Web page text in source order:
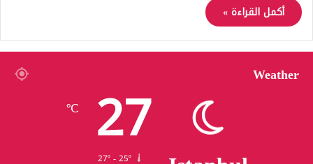
أكمل القراءة »
Weather
27
℃
27º - 25º